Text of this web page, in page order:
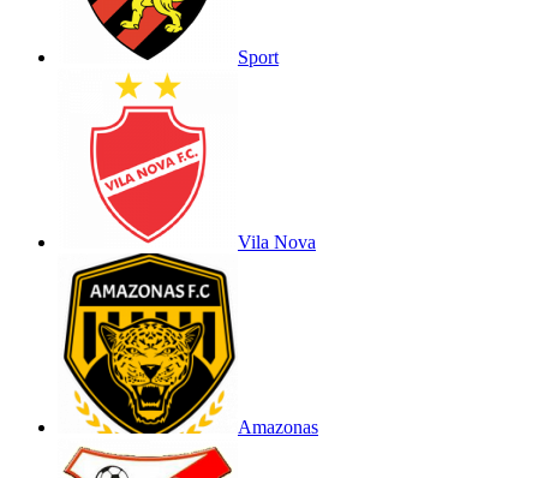
Sport
Vila Nova
Amazonas